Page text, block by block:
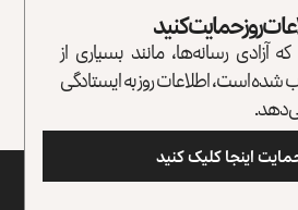
روز حمایت کنید
آزادی رسانه‌ها، مانند بسیاری از
شده است، اطلاعات روز به ایستادگی
اینجا کلیک کنید